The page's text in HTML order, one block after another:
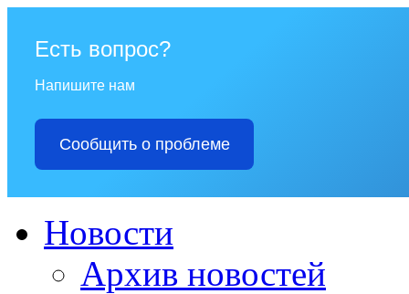
Есть вопрос?
Напишите нам
Сообщить о проблеме
Новости
Архив новостей